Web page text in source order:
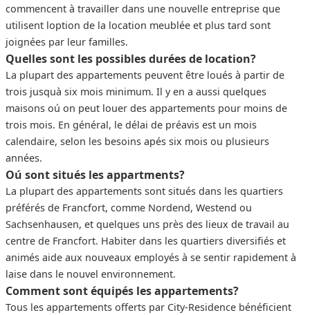
commencent à travailler dans une nouvelle entreprise que
utilisent loption de la location meublée et plus tard sont
joignées par leur familles.
Quelles sont les possibles durées de location?
La plupart des appartements peuvent être loués à partir de
trois jusquà six mois minimum. Il y en a aussi quelques
maisons oú on peut louer des appartements pour moins de
trois mois. En général, le délai de préavis est un mois
calendaire, selon les besoins apés six mois ou plusieurs
années.
Oú sont situés les appartments?
La plupart des appartements sont situés dans les quartiers
préférés de Francfort, comme Nordend, Westend ou
Sachsenhausen, et quelques uns près des lieux de travail au
centre de Francfort. Habiter dans les quartiers diversifiés et
animés aide aux nouveaux employés à se sentir rapidement à
laise dans le nouvel environnement.
Comment sont équipés les appartements?
Tous les appartements offerts par City-Residence bénéficient